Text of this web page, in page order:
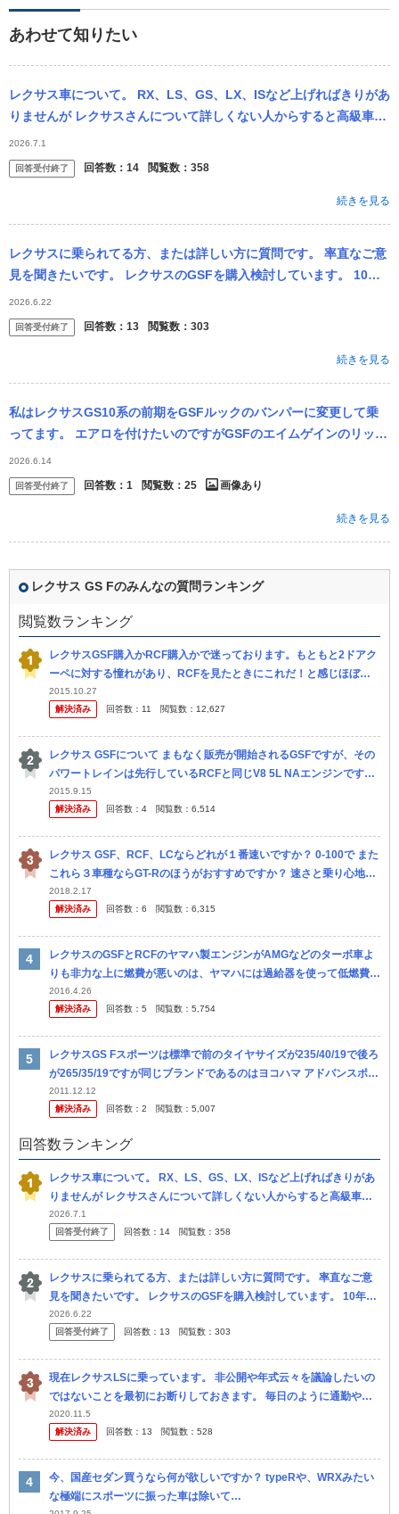
あわせて知りたい
レクサス車について。 RX、LS、GS、LX、ISなど上げればきりがあ
りませんが レクサスさんについて詳しくない人からすると高級車っ
てイメージが一般的にあると思いますが、女性人気がいまいちな
様...
2026.7.1
回答受付終了 回答数： 14 閲覧数： 358
続きを見る
レクサスに乗られてる方、または詳しい方に質問です。 率直なご意
見を聞きたいです。 レクサスのGSFを購入検討しています。 10年
フルローンで購入予定ですが、今から10年ってなると完済時には1
8...
2026.6.22
回答受付終了 回答数： 13 閲覧数： 303
続きを見る
私はレクサスGS10系の前期をGSFルックのバンパーに変更して乗
ってます。 エアロを付けたいのですがGSFのエイムゲインのリップ
ってつけることは可能なのでしょうか？
2026.6.14
回答受付終了 回答数： 1 閲覧数： 25 画像あり
続きを見る
レクサス GS Fのみんなの質問ランキング
閲覧数ランキング
レクサスGSF購入かRCF購入かで迷っております。もともと2ドアク
ーペに対する憧れがあり、RCFを見たときにこれだ！と感じほぼ決
めていたのですが、RCFベースの4ドアセダンであるGSFの販売開始
で 心
2015.10.27
解決済み
回答数： 11 閲覧数： 12,627
レクサス GSFについて まもなく販売が開始されるGSFですが、その
パワートレインは先行しているRCFと同じV8 5L NAエンジンです。
競合する(と思われる)ドイツ車とスペック比較してみま...
2015.9.15
解決済み
回答数： 4 閲覧数： 6,514
レクサス GSF、RCF、LCならどれが１番速いですか？ 0-100で また
これら３車種ならGT-Rのほうがおすすめですか？ 速さと乗り心地を
重視しています。
2018.2.17
解決済み
回答数： 6 閲覧数： 6,315
レクサスのGSFとRCFのヤマハ製エンジンがAMGなどのターボ車よ
りも非力な上に燃費が悪いのは、ヤマハには過給器を使って低燃費で
パワフルなエンジンを作る技術が無いからですか？
2016.4.26
解決済み
回答数： 5 閲覧数： 5,754
レクサスGS Fスポーツは標準で前のタイヤサイズが235/40/19で後ろ
が265/35/19ですが同じブランドであるのはヨコハマ アドバンスポー
ツしかないです。前を225/40/19にするとか...
2011.12.12
解決済み
回答数： 2 閲覧数： 5,007
回答数ランキング
レクサス車について。 RX、LS、GS、LX、ISなど上げればきりがあ
りませんが レクサスさんについて詳しくない人からすると高級車っ
てイメージが一般的にあると思いますが、女性人気がいまいちな様...
2026.7.1
回答受付終了
回答数： 14 閲覧数： 358
レクサスに乗られてる方、または詳しい方に質問です。 率直なご意
見を聞きたいです。 レクサスのGSFを購入検討しています。 10年フ
ルローンで購入予定ですが、今から10年ってなると完済時には18...
2026.6.22
回答受付終了
回答数： 13 閲覧数： 303
現在レクサスLSに乗っています。 非公開や年式云々を議論したいの
ではないことを最初にお断りしておきます。 毎日のように通勤や商
用で運転しています。 最近は、高速道路や一般道（特に片側2車線以
上...
2020.11.5
解決済み
回答数： 13 閲覧数： 528
今、国産セダン買うなら何が欲しいですか？ typeRや、WRXみたい
な極端にスポーツに振った車は除いて…